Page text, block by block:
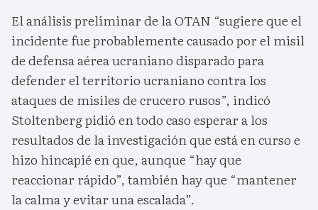
El análisis preliminar de la OTAN “sugiere que el
incidente fue probablemente causado por el misil
de defensa aérea ucraniano disparado para
defender el territorio ucraniano contra los
ataques de misiles de crucero rusos”, indicó
Stoltenberg pidió en todo caso esperar a los
resultados de la investigación que está en curso e
hizo hincapié en que, aunque “hay que
reaccionar rápido”, también hay que “mantener
la calma y evitar una escalada”.